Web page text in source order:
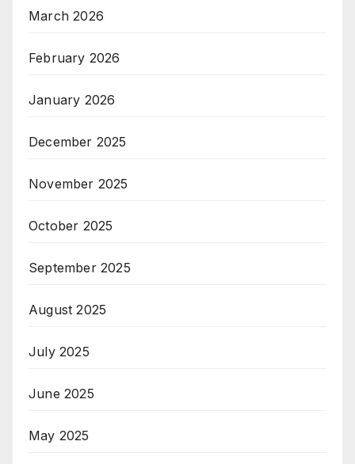
March 2026
February 2026
January 2026
December 2025
November 2025
October 2025
September 2025
August 2025
July 2025
June 2025
May 2025